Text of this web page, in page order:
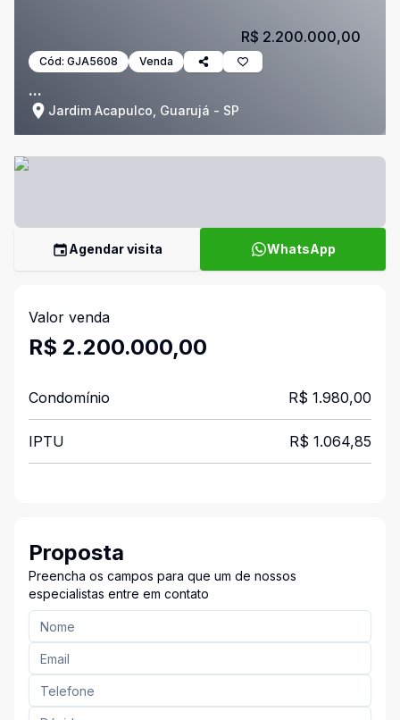
Cód: GJA5608 Venda
...
Jardim Acapulco, Guarujá - SP
R$ 2.200.000,00
Agendar visita WhatsApp
Valor venda
R$ 2.200.000,00
Condomínio R$ 1.980,00
IPTU R$ 1.064,85
Proposta
Preencha os campos para que um de nossos
especialistas entre em contato